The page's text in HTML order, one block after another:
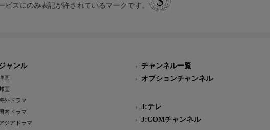
ビスにのみ表記が許されているマークです。
ャンル
画
画
外ドラマ
国内ドラマ
ジアドラマ
チャンネル一覧
オプションチャンネル
J:テレ
J:COMチャンネル